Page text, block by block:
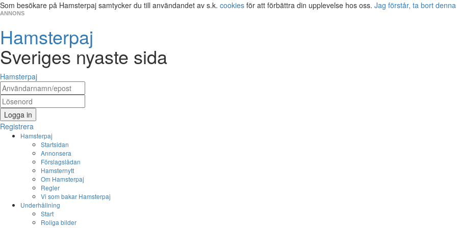
Som besökare på Hamsterpaj samtycker du till användandet av s.k. cookies för att förbättra din upplevelse hos oss. Jag förstår, ta bort
ANNONS
Hamsterpaj
Sveriges nyaste sida
Hamsterpaj
Logga in
Registrera
Hamsterpaj
Startsidan
Annonsera
Förslagslådan
Hamsternytt
Om Hamsterpaj
Regler
Vi som bakar Hamsterpaj
Underhållning
Start
Roliga bilder